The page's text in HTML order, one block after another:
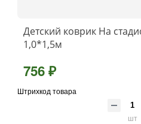
Детский коврик На
1,0*1,5м
756 ₽
Штрихкод товара
шт